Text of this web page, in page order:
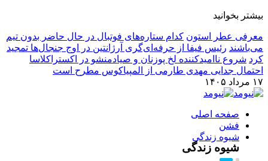
بیشتر بخوانید
معرفی عطر استون کدام ستاره‌های فوتبال در حال حاضر بدون تیم
می‌باشند رئیس فیفا از حرفه‌ای‌گری آرژانتین در اوج جنجال‌ها تمجید
کرد شروع ناامیدکننده لخ پوزنان و صیادمنشو در اکستراکلاسا
احتمال جدایی مهدی طارمی از المپیاکوس مطرح است
۱۷ مرداد ۱۴۰۵
صفحه اصلی
فشن
شیوه زندگی
شیوه زندگی